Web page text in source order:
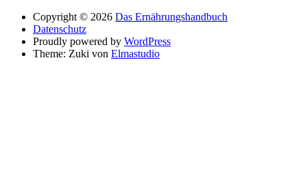
Copyright © 2026 Das Ernährungshandbuch
Datenschutz
Proudly powered by WordPress
Theme: Zuki von Elmastudio